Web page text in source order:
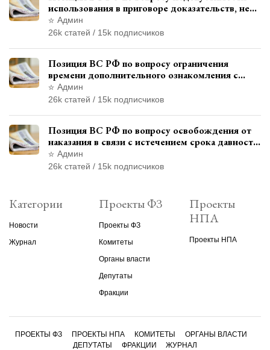
использования в приговоре доказательств, не
исследованных в судебном заседании
Админ
26k статей / 15k подписчиков
Позиция ВС РФ по вопросу ограничения
времени дополнительного ознакомления с
материалами уголовного дела
Админ
26k статей / 15k подписчиков
Позиция ВС РФ по вопросу освобождения от
наказания в связи с истечением срока давности
уголовного преследования
Админ
26k статей / 15k подписчиков
Категории
Новости
Журнал
Проекты ФЗ
Проекты ФЗ
Комитеты
Органы власти
Депутаты
Фракции
Проекты
НПА
Проекты НПА
ПРОЕКТЫ ФЗ ПРОЕКТЫ НПА КОМИТЕТЫ
ОРГАНЫ ВЛАСТИ
ДЕПУТАТЫ
ФРАКЦИИ
ЖУРНАЛ